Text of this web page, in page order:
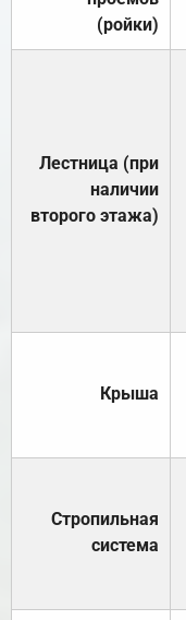
(ройки)
Лестница (при
наличии
второго этажа)
Крыша
Стропильная
система